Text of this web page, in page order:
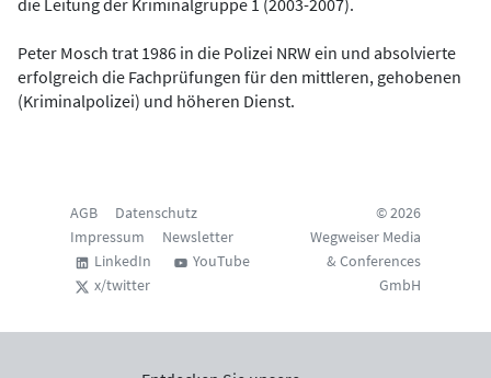
die Leitung der Kriminalgruppe 1 (2003-2007).
Peter Mosch trat 1986 in die Polizei NRW ein und absolvierte
erfolgreich die Fachprüfungen für den mittleren, gehobenen
(Kriminalpolizei) und höheren Dienst.
AGB
Datenschutz
Impressum
Newsletter
LinkedIn
YouTube
x/twitter
© 2026
Wegweiser Media
& Conferences
GmbH